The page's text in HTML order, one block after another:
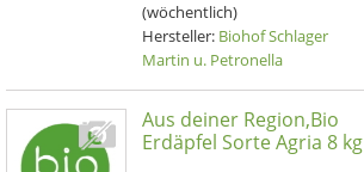
(wöchentlich)
Hersteller: Biohof Schlager
Martin u. Petronella
Aus deiner Region,Bio
Erdäpfel Sorte Agria 8 kg